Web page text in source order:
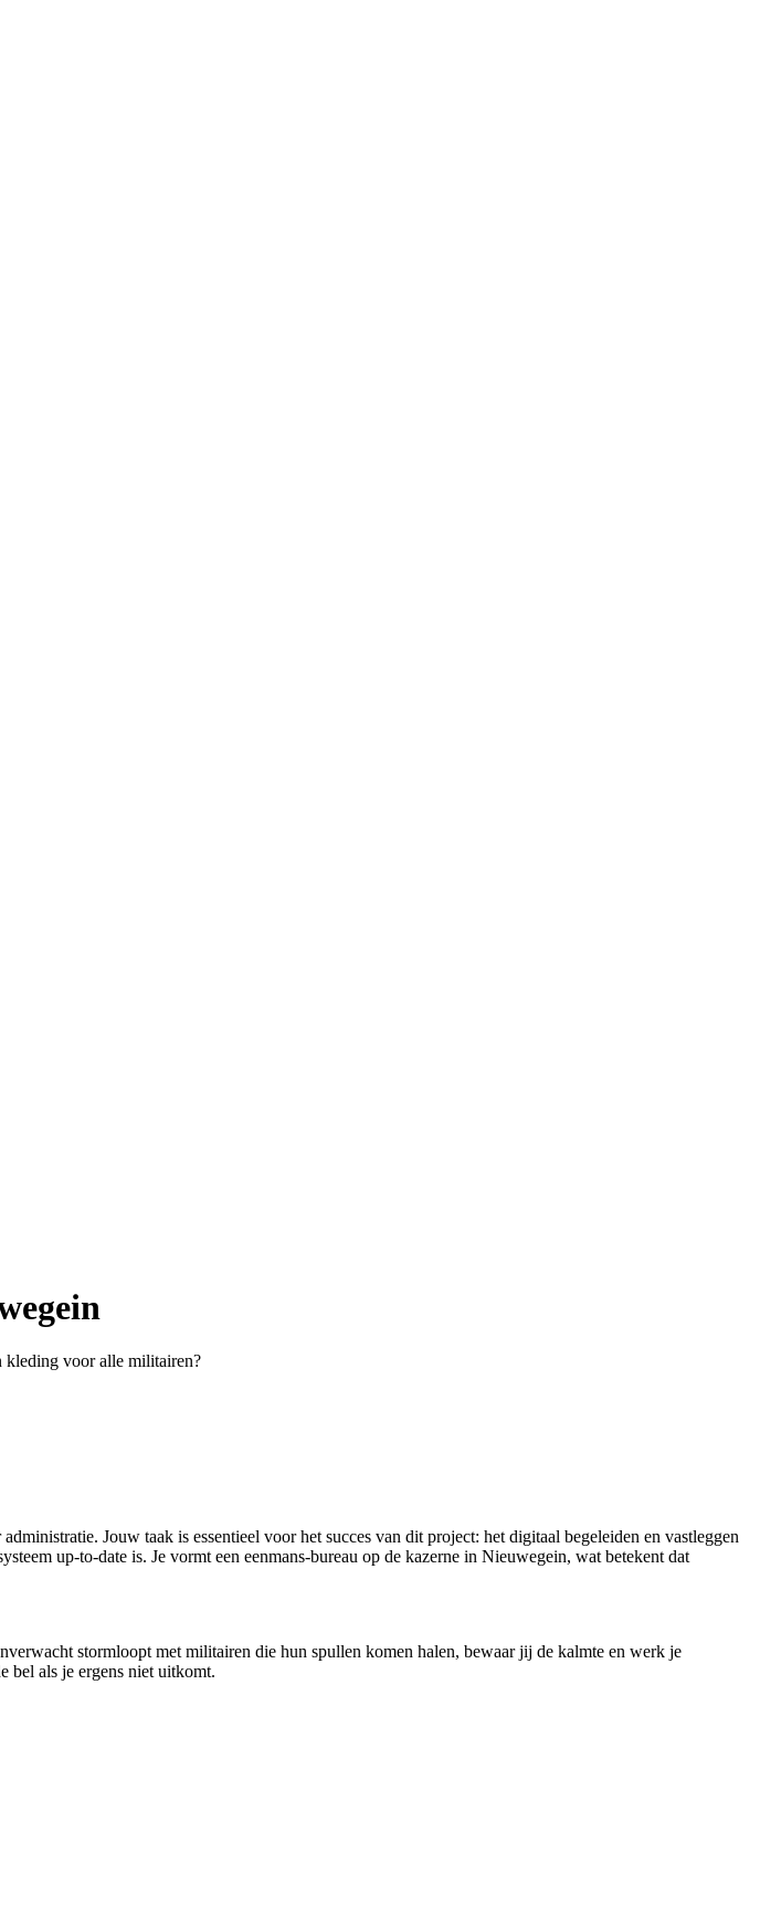
kleding voor alle militairen?
Jouw taak is essentieel voor het succes van dit project: het digitaal begeleiden en vastleggen
up-to-date is. Je vormt een eenmans-bureau op de kazerne in Nieuwegein, wat betekent dat
stormloopt met militairen die hun spullen komen halen, bewaar jij de kalmte en werk je
bel als je ergens niet uitkomt.